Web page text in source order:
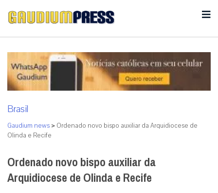
Brasil
Gaudium news > Ordenado novo bispo auxiliar da Arquidiocese de
Olinda e Recife
Ordenado novo bispo auxiliar da
Arquidiocese de Olinda e Recife